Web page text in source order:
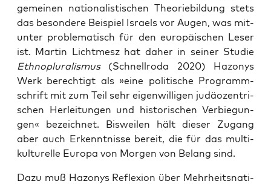
ge­mei­nen natio­na­lis­ti­schen Theo­rie­bil­dung stets
das beson­de­re Bei­spiel Isra­els vor Augen, was mit­
un­ter pro­ble­ma­tisch für den euro­päi­schen Leser
ist. Mar­tin Licht­mesz hat daher in sei­ner Stu­die
Eth­no­plu­ra­lis­mus(Schnell­ro­da 2020) Hazo­nys
Werk berech­tigt als »eine poli­ti­sche Pro­gramm­
schrift mit zum Teil sehr eigen­wil­li­gen judäo­zen­tri­
schen Her­lei­tun­gen und his­to­ri­schen Ver­bie­gun­
gen« bezeich­net. Bis­wei­len hält die­ser Zugang
aber auch Erkennt­nis­se bereit, die für das mul­ti­
kul­tu­rel­le Euro­pa von Mor­gen von Belang sind.
Dazu muß Hazo­nys Refle­xi­on über Mehr­heits­na­ti­